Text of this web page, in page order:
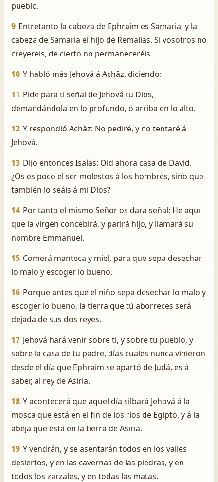
pueblo.
9 Entretanto la cabeza de Ephraim es Samaria, y la
cabeza de Samaria el hijo de Remalías. Si vosotros no
creyereis, de cierto no permaneceréis.
10 Y habló más Jehová á Achâz, diciendo:
11 Pide para ti señal de Jehová tu Dios,
demandándola en lo profundo, ó arriba en lo alto.
12 Y respondió Achâz: No pediré, y no tentaré á
Jehová.
13 Dijo entonces Isaías: Oid ahora casa de David.
¿Os es poco el ser molestos á los hombres, sino que
también lo seáis á mi Dios?
14 Por tanto el mismo Señor os dará señal: He aquí
que la virgen concebirá, y parirá hijo, y llamará su
nombre Emmanuel.
15 Comerá manteca y miel, para que sepa desechar
lo malo y escoger lo bueno.
16 Porque antes que el niño sepa desechar lo malo y
escoger lo bueno, la tierra que tú aborreces será
dejada de sus dos reyes.
17 Jehová hará venir sobre ti, y sobre tu pueblo, y
sobre la casa de tu padre, días cuales nunca vinieron
desde el día que Ephraim se apartó de Judá, es á
saber, al rey de Asiria.
18 Y acontecerá que aquel día silbará Jehová á la
mosca que está en el fin de los ríos de Egipto, y á la
abeja que está en la tierra de Asiria.
19 Y vendrán, y se asentarán todos en los valles
desiertos, y en las cavernas de las piedras, y en
todos los zarzales, y en todas las matas.